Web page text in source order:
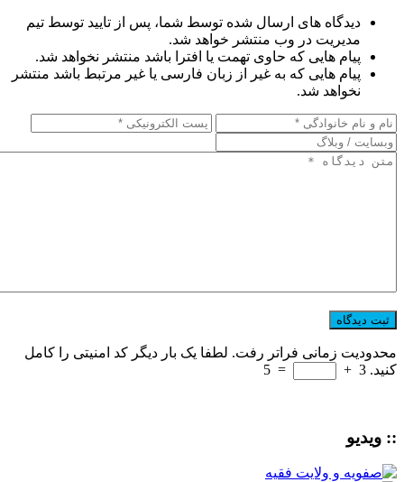
دیدگاه های ارسال شده توسط شما، پس از تایید توسط تیم
مدیریت در وب منتشر خواهد شد.
پیام هایی که حاوی تهمت یا افترا باشد منتشر نخواهد شد.
پیام هایی که به غیر از زبان فارسی یا غیر مرتبط باشد منتشر
نخواهد شد.
محدودیت زمانی فراتر رفت. لطفا یک بار دیگر کد امنیتی را کامل
کنید. 3
+
=
5
:: ویدیو